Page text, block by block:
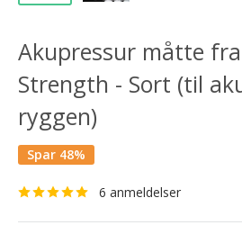
Akupressur måtte
Strength - Sort (til
ryggen)
Spar 48%
6 anmeldelser